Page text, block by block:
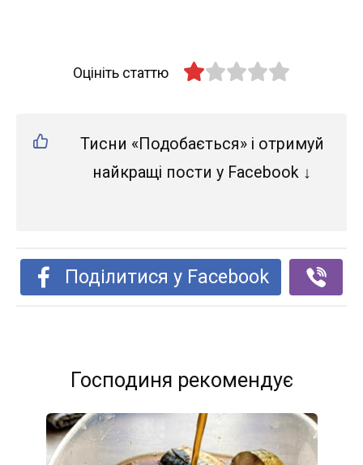
Оцініть статтю
Тисни «Подобається» і отримуй
найкращі пости у Facebook ↓
Поділитися у Facebook
Господиня рекомендує